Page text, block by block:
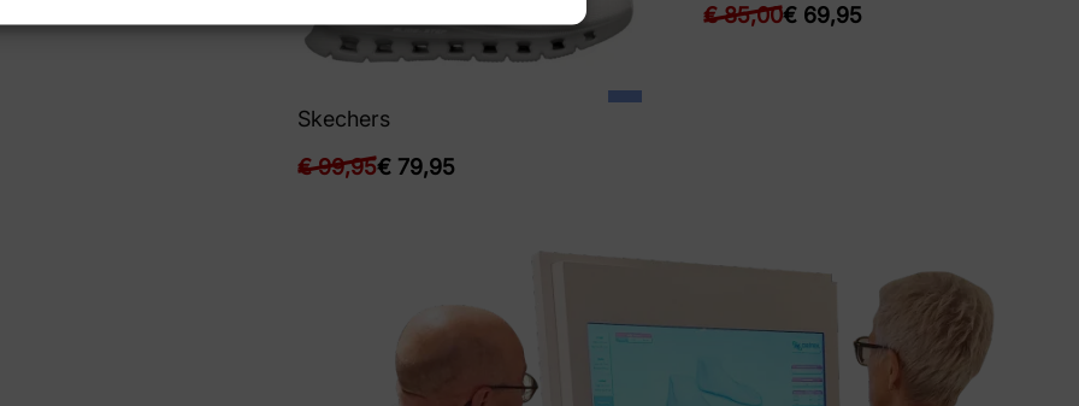
Skechers
€99,95€ 79,95
€85,00€ 69,95